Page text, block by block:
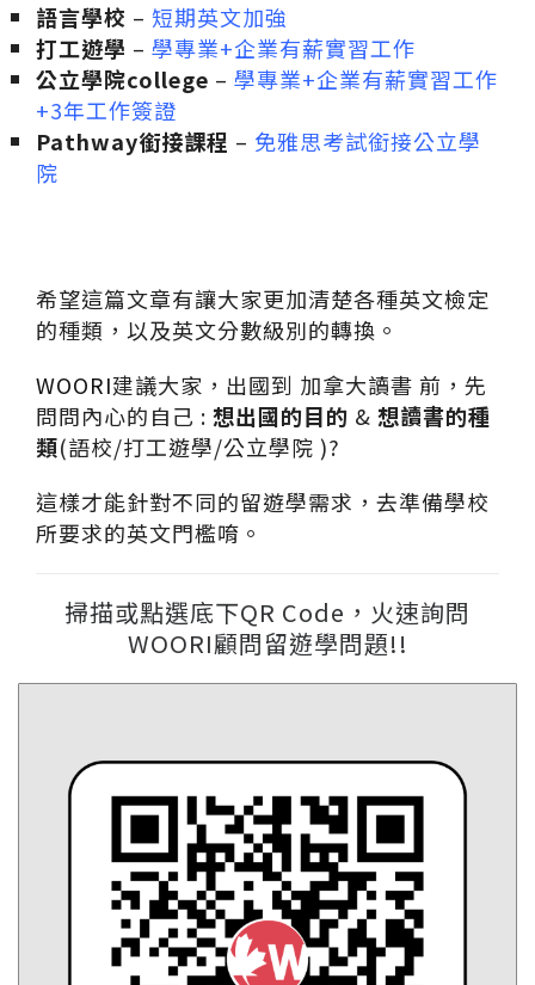
語言學校 – 短期英文加強
打工遊學 – 學專業+企業有薪實習工作
公立學院college – 學專業+企業有薪實習工作
+3年工作簽證
Pathway銜接課程 – 免雅思考試銜接公立學
院
希望這篇文章有讓大家更加清楚各種英文檢定
的種類，以及英文分數級別的轉換。
WOORI建議大家，出國到 加拿大讀書 前，先
問問內心的自己 : 想出國的目的 & 想讀書的種
類(語校/打工遊學/公立學院 )?
這樣才能針對不同的留遊學需求，去準備學校
所要求的英文門檻唷。
掃描或點選底下QR Code，火速詢問
WOORI顧問留遊學問題!!